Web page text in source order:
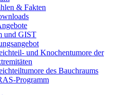
& Fakten
und GIST
und Knochentumore der
des Bauchraums
Programm